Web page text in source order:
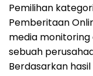
Pemilihan
Pemberitaan
media monitoring
sebuah
Berdasarkan